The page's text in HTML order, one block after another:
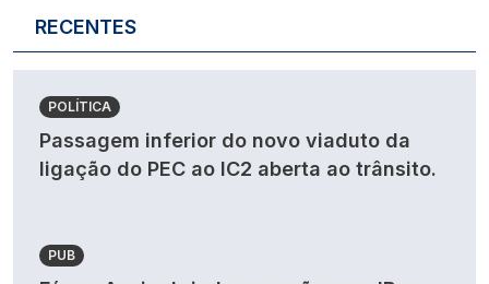
RECENTES
POLÍTICA
Passagem inferior do novo viaduto da
ligação do PEC ao IC2 aberta ao trânsito.
PUB